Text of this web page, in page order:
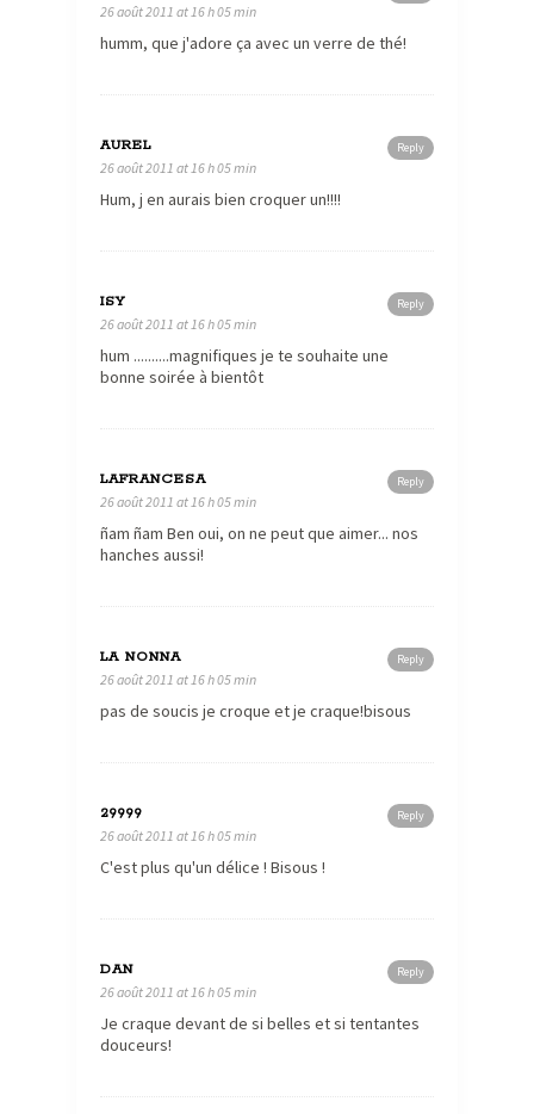
26 août 2011 at 16 h 05 min
humm, que j'adore ça avec un verre de thé!
Reply
AUREL
26 août 2011 at 16 h 05 min
Hum, j en aurais bien croquer un!!!!
Reply
ISY
26 août 2011 at 16 h 05 min
hum ..........magnifiques je te souhaite une
bonne soirée à bientôt
Reply
LAFRANCESA
26 août 2011 at 16 h 05 min
ñam ñam Ben oui, on ne peut que aimer... nos
hanches aussi!
Reply
LA NONNA
26 août 2011 at 16 h 05 min
pas de soucis je croque et je craque!bisous
Reply
29999
26 août 2011 at 16 h 05 min
C'est plus qu'un délice ! Bisous !
Reply
DAN
26 août 2011 at 16 h 05 min
Je craque devant de si belles et si tentantes
douceurs!